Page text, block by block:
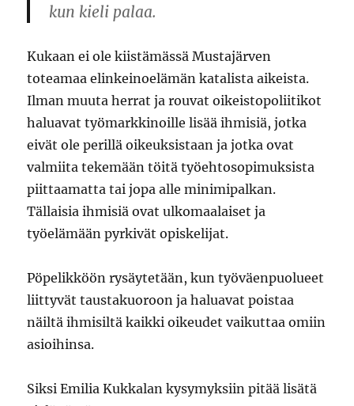
kun kieli palaa.
Kukaan ei ole kiistämässä Mustajärven
toteamaa elinkeinoelämän katalista aikeista.
Ilman muuta herrat ja rouvat oikeistopoliitikot
haluavat työmarkkinoille lisää ihmisiä, jotka
eivät ole perillä oikeuksistaan ja jotka ovat
valmiita tekemään töitä työehtosopimuksista
piittaamatta tai jopa alle minimipalkan.
Tällaisia ihmisiä ovat ulkomaalaiset ja
työelämään pyrkivät opiskelijat.
Pöpelikköön rysäytetään, kun työväenpuolueet
liittyvät taustakuoroon ja haluavat poistaa
näiltä ihmisiltä kaikki oikeudet vaikuttaa omiin
asioihinsa.
Siksi Emilia Kukkalan kysymyksiin pitää lisätä